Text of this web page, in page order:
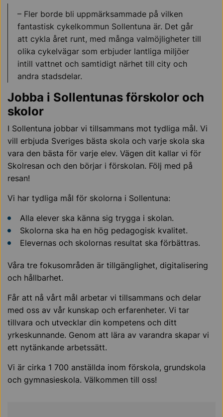
– Fler borde bli uppmärksammade på vilken
fantastisk cykelkommun Sollentuna är. Det går
att cykla året runt, med många valmöjligheter till
olika cykelvägar som erbjuder lantliga miljöer
intill vattnet och samtidigt närhet till city och
andra stadsdelar.
Jobba i Sollentunas förskolor och
skolor
I Sollentuna jobbar vi tillsammans mot tydliga mål. Vi
vill erbjuda Sveriges bästa skola och varje skola ska
vara den bästa för varje elev. Vägen dit kallar vi för
Skolresan och den börjar i förskolan. Följ med på
resan!
Vi har tydliga mål för skolorna i Sollentuna:
Alla elever ska känna sig trygga i skolan.
Skolorna ska ha en hög pedagogisk kvalitet.
Elevernas och skolornas resultat ska förbättras.
Våra tre fokusområden är tillgänglighet, digitalisering
och hållbarhet.
Får att nå vårt mål arbetar vi tillsammans och delar
med oss av vår kunskap och erfarenheter. Vi tar
tillvara och utvecklar din kompetens och ditt
yrkeskunnande. Genom att lära av varandra skapar vi
ett nytänkande arbetssätt.
Vi är cirka 1 700 anställda inom förskola, grundskola
och gymnasieskola. Välkommen till oss!